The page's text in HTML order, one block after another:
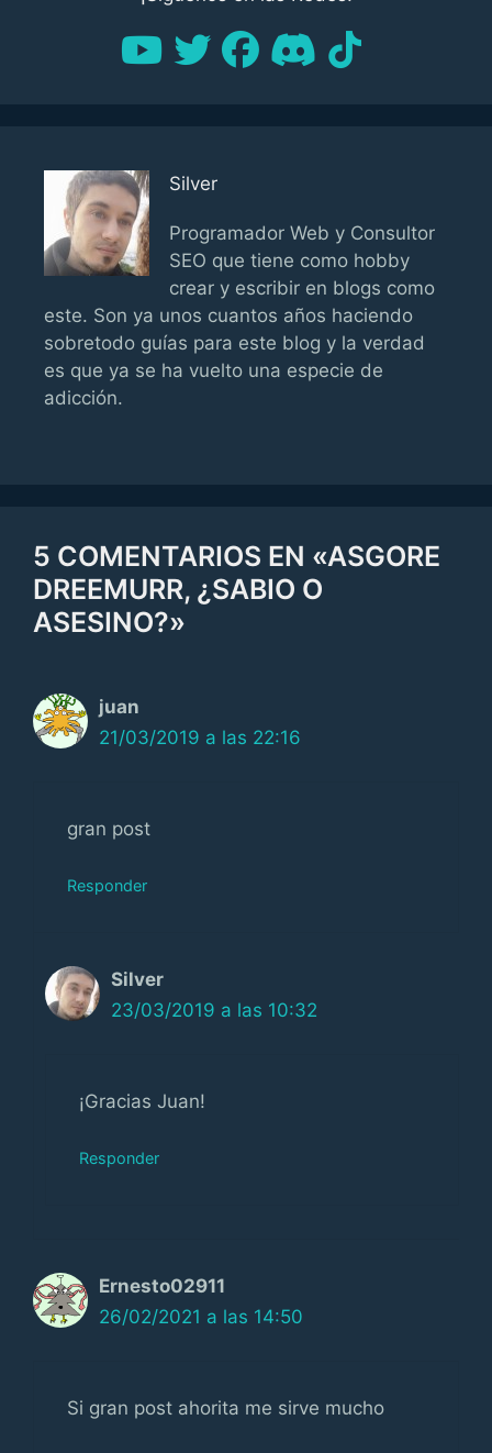
Silver
Programador Web y Consultor
SEO que tiene como hobby
crear y escribir en blogs como
este. Son ya unos cuantos años haciendo
sobretodo guías para este blog y la verdad
es que ya se ha vuelto una especie de
adicción.
5 COMENTARIOS EN «ASGORE
DREEMURR, ¿SABIO O
ASESINO?»
juan
21/03/2019 a las 22:16
gran post
Responder
Silver
23/03/2019 a las 10:32
¡Gracias Juan!
Responder
Ernesto02911
26/02/2021 a las 14:50
Si gran post ahorita me sirve mucho